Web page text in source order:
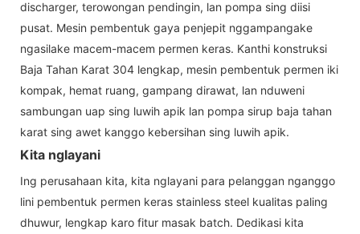
discharger, terowongan pendingin, lan pompa sing diisi
pusat. Mesin pembentuk gaya penjepit nggampangake
ngasilake macem-macem permen keras. Kanthi konstruksi
Baja Tahan Karat 304 lengkap, mesin pembentuk permen iki
kompak, hemat ruang, gampang dirawat, lan nduweni
sambungan uap sing luwih apik lan pompa sirup baja tahan
karat sing awet kanggo kebersihan sing luwih apik.
Kita nglayani
Ing perusahaan kita, kita nglayani para pelanggan nganggo
lini pembentuk permen keras stainless steel kualitas paling
dhuwur, lengkap karo fitur masak batch. Dedikasi kita